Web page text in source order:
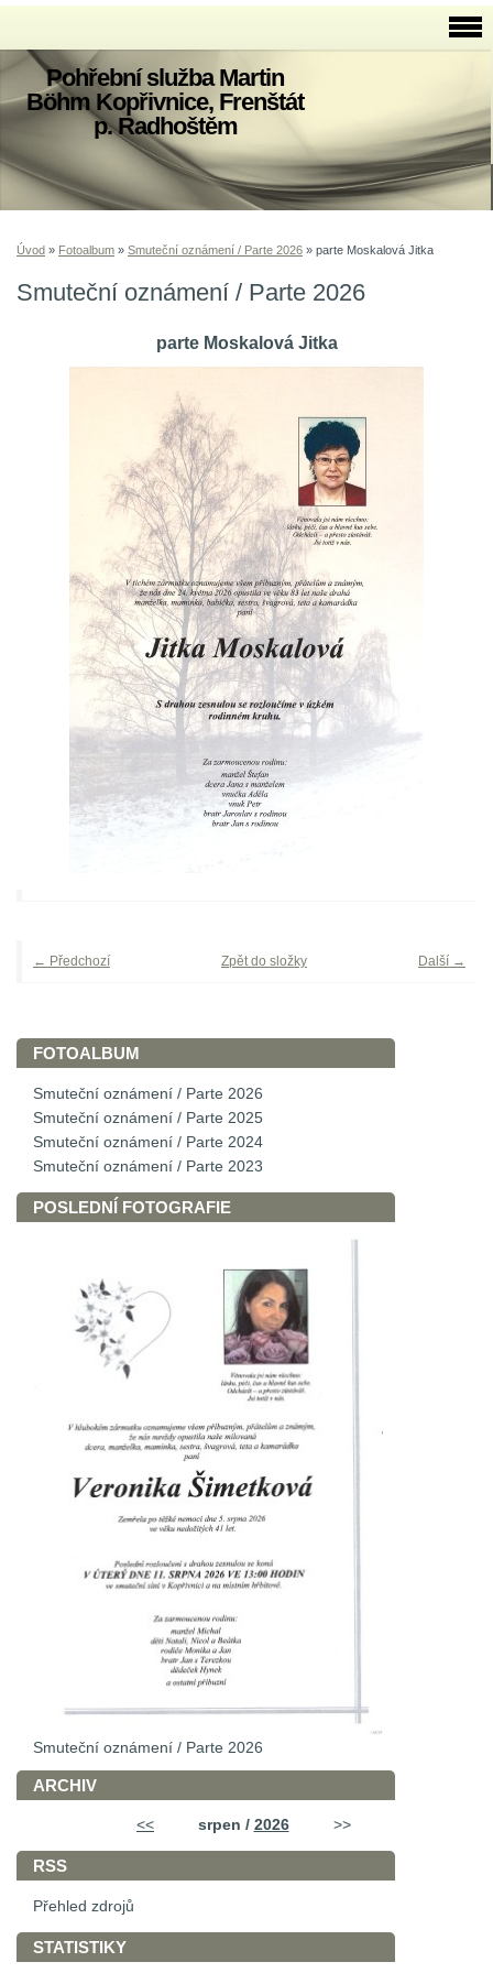
Pohřební služba Martin
Böhm Kopřivnice, Frenštát
p. Radhoštěm
Úvod » Fotoalbum » Smuteční oznámení / Parte 2026 » parte Moskalová Jitka
Smuteční oznámení / Parte 2026
parte Moskalová Jitka
← Předchozí Další →
Zpět do složky
FOTOALBUM
Smuteční oznámení / Parte 2026
Smuteční oznámení / Parte 2025
Smuteční oznámení / Parte 2024
Smuteční oznámení / Parte 2023
POSLEDNÍ FOTOGRAFIE
Smuteční oznámení / Parte 2026
ARCHIV
<< srpen / 2026 >>
RSS
Přehled zdrojů
STATISTIKY